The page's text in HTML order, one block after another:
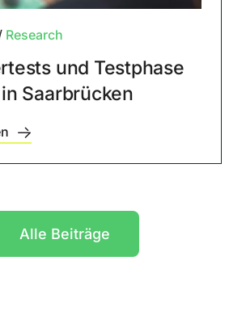
Research
und Testphase
Saarbrücken
Alle Beiträge